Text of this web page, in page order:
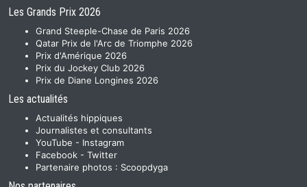
Les Grands Prix 2026
Grand Steeple-Chase de Paris 2026
Qatar Prix de l'Arc de Triomphe 2026
Prix d'Amérique 2026
Prix du Jockey Club 2026
Prix de Diane Longines 2026
Les actualités
Actualités hippiques
Journalistes et consultants
YouTube - Instagram
Facebook - Twitter
Partenaire photos : Scoopdyga